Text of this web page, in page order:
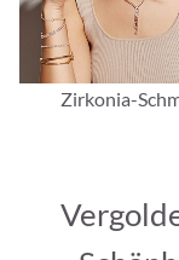
Zirkonia-